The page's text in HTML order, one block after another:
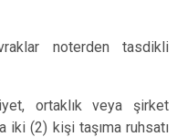
noterden tasdikli
ortaklık veya şirket
(2) kişi taşıma ruhsatı